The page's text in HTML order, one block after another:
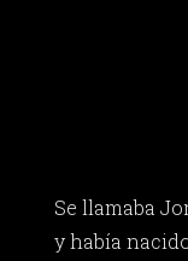
Se llamaba
y había